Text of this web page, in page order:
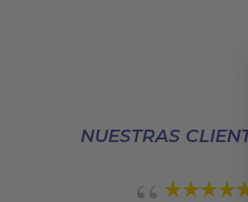
NUESTRAS